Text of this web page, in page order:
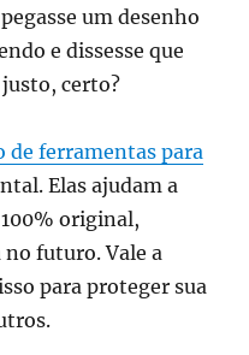
um desenho
e dissesse que
justo, certo?
de ferramentas para
Elas ajudam a
original,
no futuro. Vale a
para proteger sua